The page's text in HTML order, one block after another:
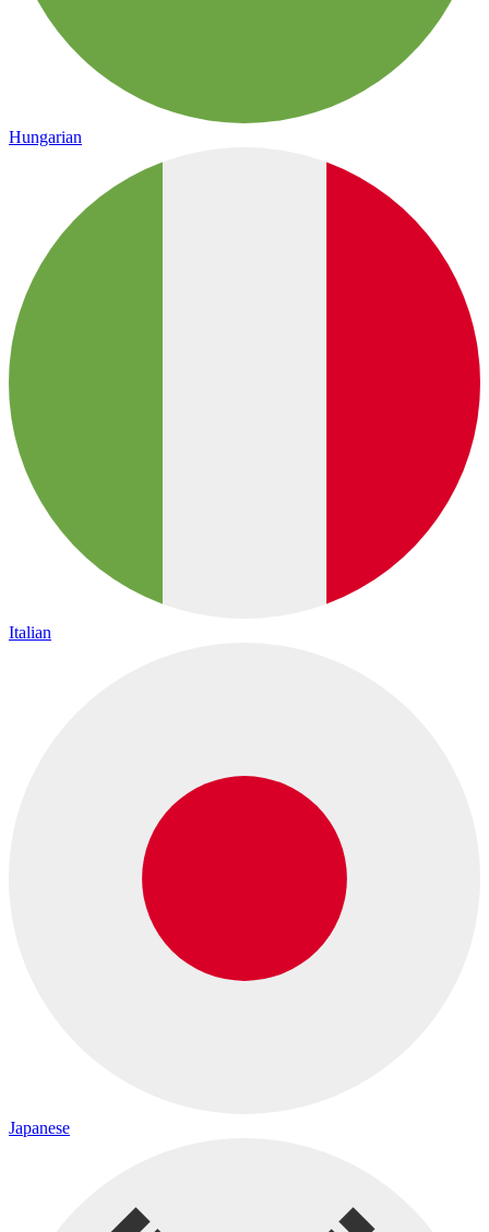
Hungarian
Italian
Japanese